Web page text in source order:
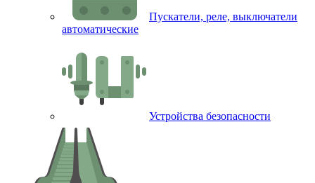
Пускатели, реле, выключатели
автоматические
Устройства безопасности